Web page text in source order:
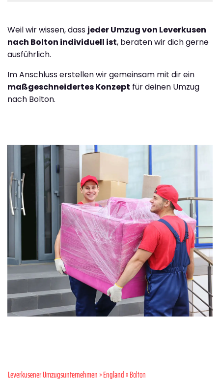
Weil wir wissen, dass jeder Umzug von Leverkusen
nach Bolton individuell ist, beraten wir dich gerne
ausführlich.
Im Anschluss erstellen wir gemeinsam mit dir ein
maßgeschneidertes Konzept für deinen Umzug
nach Bolton.
Leverkusener Umzugsunternehmen»England» Bolton